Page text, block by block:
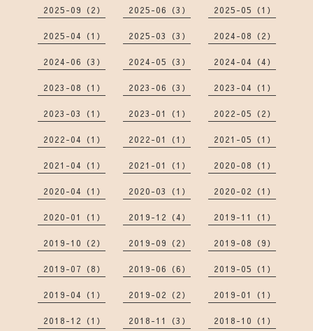
2025-09（2） 2025-06（3） 2025-05（1）
2025-04（1） 2025-03（3） 2024-08（2）
2024-06（3） 2024-05（3） 2024-04（4）
2023-08（1） 2023-06（3） 2023-04（1）
2023-03（1） 2023-01（1） 2022-05（2）
2022-04（1） 2022-01（1） 2021-05（1）
2021-04（1） 2021-01（1） 2020-08（1）
2020-04（1） 2020-03（1） 2020-02（1）
2020-01（1） 2019-12（4） 2019-11（1）
2019-10（2） 2019-09（2） 2019-08（9）
2019-07（8） 2019-06（6） 2019-05（1）
2019-04（1） 2019-02（2） 2019-01（1）
2018-12（1） 2018-11（3） 2018-10（1）